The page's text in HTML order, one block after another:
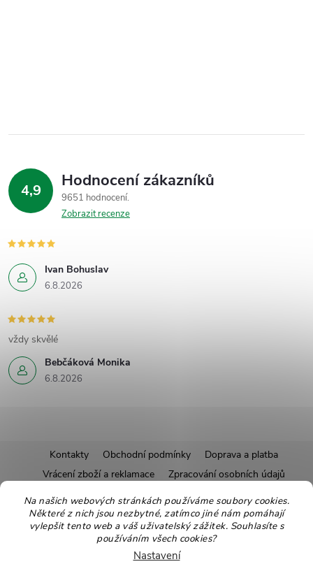
Na našich webových stránkách používáme soubory cookies.
Některé z nich jsou nezbytné, zatímco jiné nám pomáhají
vylepšit tento web a váš uživatelský zážitek. Souhlasíte s
používáním všech cookies?
Nastavení
4,9 Hodnocení zákazníků
9651 hodnocení
Zobrazit recenze
Ivan Bohuslav
6.8.2026
Bebčáková Monika
6.8.2026
vždy skvělé
á
Kontakty Obchodní podmínky
Doprava a platba
Vrácení zboží a reklamace
Zpracování osobních údajů
Pravidla soutěží
Affiliate program
Recepty
Pro nové dodavatele
Ekologické balení Moje objednávka